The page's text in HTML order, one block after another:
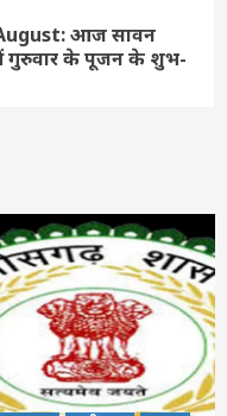
आज सावन
गुरुवार के पूजन के शुभ-
अपनी माँ के नाम पर
महोत्सव-2026 का हुआ